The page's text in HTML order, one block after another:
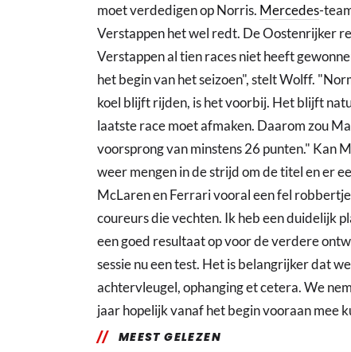
moet verdedigen op Norris. Mercedes-
Verstappen het wel redt. De Oostenrijker
Verstappen al tien races niet heeft
het begin van het seizoen", stelt Wolff.
koel blijft rijden, is het voorbij. Het blijft
laatste race moet afmaken. Daarom zou
voorsprong van minstens 26 punten." Kan
weer mengen in de strijd om de titel en er
McLaren en Ferrari vooral een fel
coureurs die vechten. Ik heb een duidelijk
een goed resultaat op voor de verdere
sessie nu een test. Het is belangrijker dat
achtervleugel, ophanging et cetera. We
jaar hopelijk vanaf het begin vooraan mee
MEEST GELEZEN